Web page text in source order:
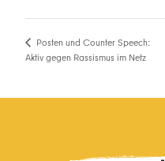
Posten und Counter Speech:
Aktiv gegen Rassismus im Netz